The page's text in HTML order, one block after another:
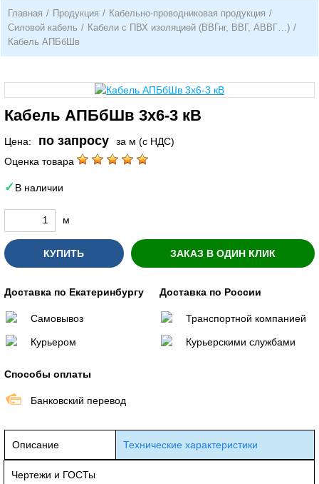
Главная / Продукция / Кабельно-проводниковая продукция /
Силовой кабель / Кабели с ПВХ изоляцией (ВВГнг, ВВГ, АВВГ…) /
Кабель АПБбШв
Кабель АПБбШв 3х6-3 кВ
Цена: по запросу
за м (с НДС)
Оценка товара
В наличии
м
КУПИТЬ ЗАКАЗ В ОДИН КЛИК
Доставка по Екатеринбургу
Самовывоз
Курьером
Доставка по России
Транспортной компанией
Курьерскими службами
Способы оплаты
Банковский перевод
Описание Технические характеристики
Чертежи и ГОСТы